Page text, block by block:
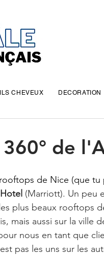
de
de Nice (que tu
(Marriott). Un peu
plus beaux rooftops
mais aussi sur la ville
nous en tant que
pas les uns sur les
CHEVEUX DECORATION